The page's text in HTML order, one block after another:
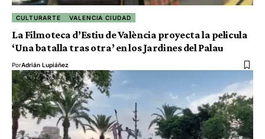
CULTURARTE VALENCIA CIUDAD
La Filmoteca d’Estiu de València proyecta la pelicula
‘Una batalla tras otra’ en los Jardines del Palau
PorAdrián Lupiáñez